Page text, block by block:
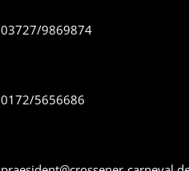
03727/9869874
0172/5656686